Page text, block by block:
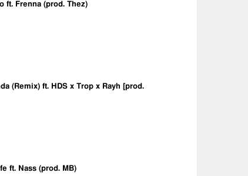
ft. Frenna (prod. Thez)
(Remix) ft. HDS x Trop x Rayh [prod.
ft. Nass (prod. MB)